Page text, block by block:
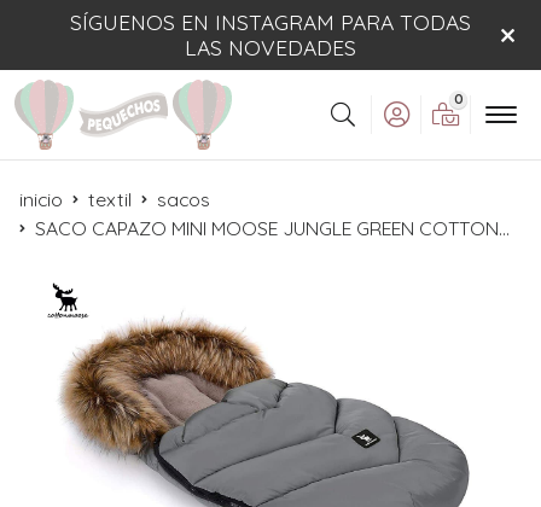
SÍGUENOS EN INSTAGRAM PARA TODAS
LAS NOVEDADES
Buscar
0
inicio textil
sacos
SACO CAPAZO MINI MOOSE JUNGLE GREEN COTTONMOOSE